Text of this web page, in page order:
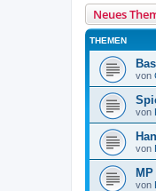
Neues
THEMEN
von
von
von
MP
von